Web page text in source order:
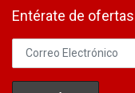
Entérate de